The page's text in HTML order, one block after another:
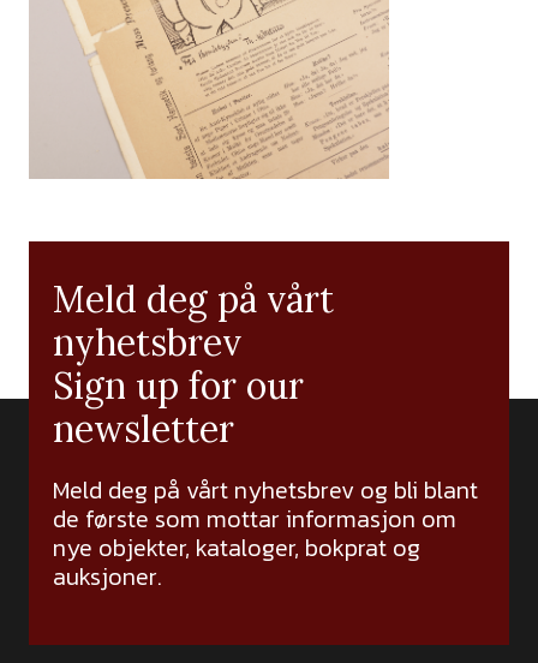
Meld deg på vårt
nyhetsbrev
Sign up for our
newsletter
Meld deg på vårt nyhetsbrev og bli blant
de første som mottar informasjon om
nye objekter, kataloger, bokprat og
auksjoner.